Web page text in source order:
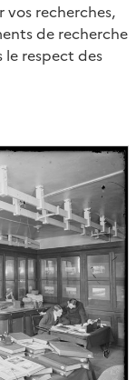
vos recherches,
de recherche
le respect des